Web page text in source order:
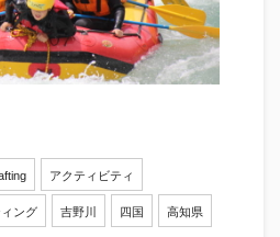
アクティビティ
ング 吉野川 四国 高知県